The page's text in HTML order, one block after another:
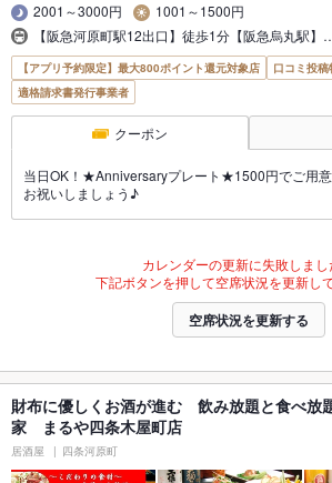
2001～3000円
1001～1500円
【阪急河原町駅12出口】徒歩1分【阪急烏丸駅】
【アプリ予約限定】最大800ポイント還元対象店
口コミ投
適格請求書発行事業者
クーポン
当日OK！★Anniversaryプレート★1500円でご用
お祝いしましょう♪
カレンダーの更新に失敗しまし
下記ボタンを押して空席状況を更新し
空席状況を更新する
財布に優しくお酒が進む 飲み放題と食べ
家 まるや四条木屋町店
居酒屋 四条河原町